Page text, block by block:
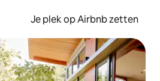
Je plek op Airbnb zetten